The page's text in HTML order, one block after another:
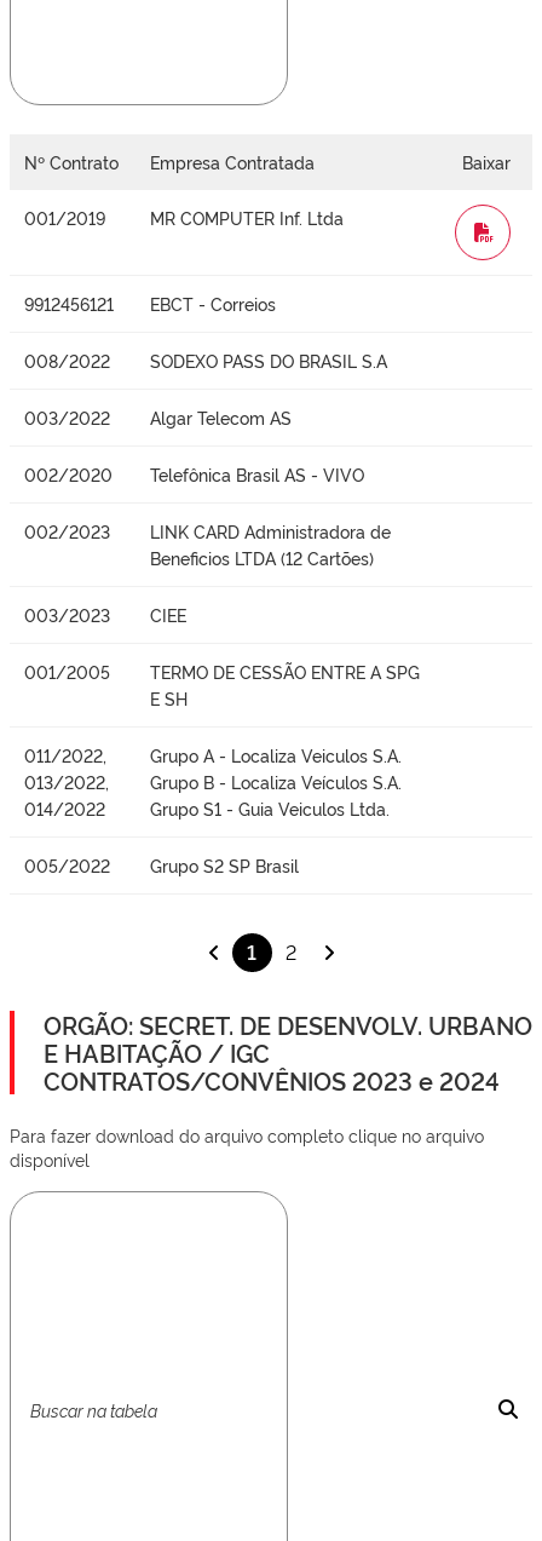
Nº Contrato Empresa Contratada Baixar
001/2019 MR COMPUTER Inf. Ltda
WORD
9912456121 EBCT - Correios
008/2022 SODEXO PASS DO BRASIL S.A
003/2022 Algar Telecom AS
002/2020 Telefônica Brasil AS - VIVO
002/2023
LINK CARD Administradora de
Beneficios LTDA (12 Cartões)
003/2023 CIEE
001/2005
TERMO DE CESSÃO ENTRE A SPG
E SH
011/2022,
013/2022,
014/2022
Grupo A - Localiza Veiculos S.A.
Grupo B - Localiza Veículos S.A.
Grupo S1 - Guia Veiculos Ltda.
005/2022 Grupo S2 SP Brasil
1 2
ORGÃO: SECRET. DE DESENVOLV. URBANO
E HABITAÇÃO / IGC
CONTRATOS/CONVÊNIOS 2023 e 2024
Para fazer download do arquivo completo clique no arquivo
disponível